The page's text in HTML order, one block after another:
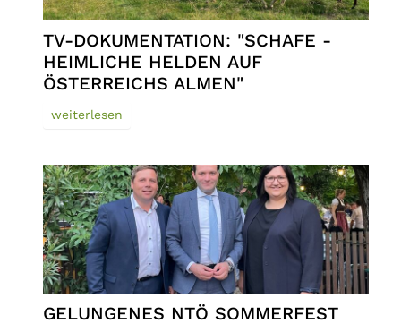
TV-DOKUMENTATION: "SCHAFE -
HEIMLICHE HELDEN AUF
ÖSTERREICHS ALMEN"
weiterlesen
GELUNGENES NTÖ SOMMERFEST